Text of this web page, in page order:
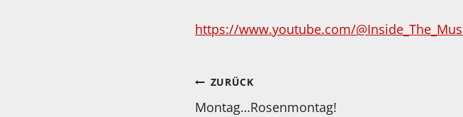
https://www.youtube.com/
Beitragsnavigation
ZURÜCK
Montag…Rosenmontag!